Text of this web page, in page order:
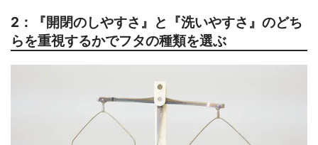
2：『開閉のしやすさ』と『洗いやすさ』のどち
らを重視するかでフタの種類を選ぶ